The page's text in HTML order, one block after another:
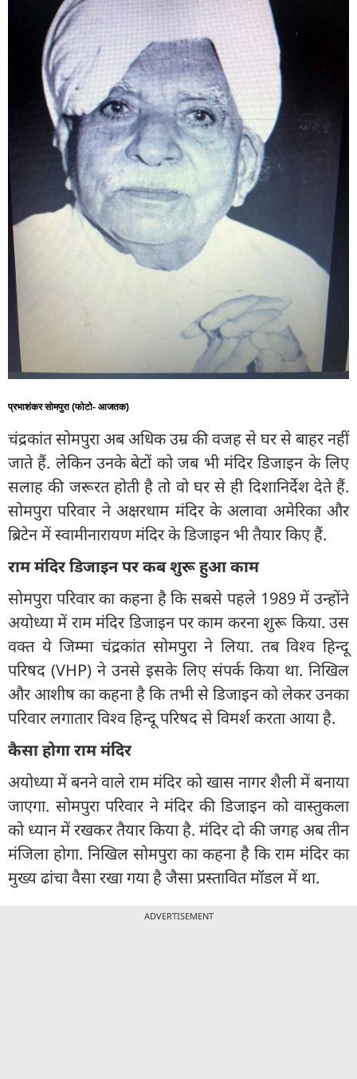
प्रभाशंकर सोमपुरा (फोटो- आजतक)
चंद्रकांत सोमपुरा अब अधिक उम्र की वजह से घर से बाहर नहीं
जाते हैं. लेकिन उनके बेटों को जब भी मंदिर डिजाइन के लिए
सलाह की जरूरत होती है तो वो घर से ही दिशानिर्देश देते हैं.
सोमपुरा परिवार ने अक्षरधाम मंदिर के अलावा अमेरिका और
ब्रिटेन में स्वामीनारायण मंदिर के डिजाइन भी तैयार किए हैं.
राम मंदिर डिजाइन पर कब शुरू हुआ काम
सोमपुरा परिवार का कहना है कि सबसे पहले 1989 में उन्होंने
अयोध्या में राम मंदिर डिजाइन पर काम करना शुरू किया. उस
वक्त ये जिम्मा चंद्रकांत सोमपुरा ने लिया. तब विश्व हिन्दू
परिषद (VHP) ने उनसे इसके लिए संपर्क किया था. निखिल
और आशीष का कहना है कि तभी से डिजाइन को लेकर उनका
परिवार लगातार विश्व हिन्दू परिषद से विमर्श करता आया है.
कैसा होगा राम मंदिर
अयोध्या में बनने वाले राम मंदिर को खास नागर शैली में बनाया
जाएगा. सोमपुरा परिवार ने मंदिर की डिजाइन को वास्तुकला
को ध्यान में रखकर तैयार किया है. मंदिर दो की जगह अब तीन
मंजिला होगा. निखिल सोमपुरा का कहना है कि राम मंदिर का
मुख्य ढांचा वैसा रखा गया है जैसा प्रस्तावित मॉडल में था.
ADVERTISEMENT